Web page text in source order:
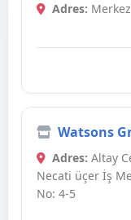
Adres:
Watsons
Adres: Altay
Necati üçer İş
No: 4-5